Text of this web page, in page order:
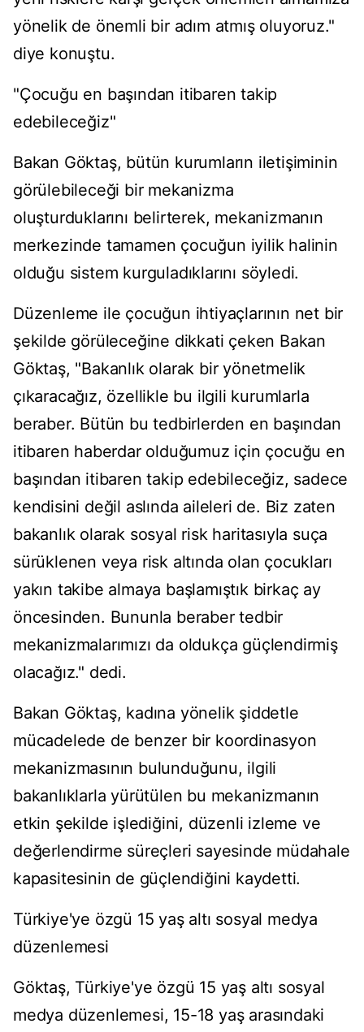
yönelik de önemli bir adım atmış oluyoruz."
diye konuştu.
"Çocuğu en başından itibaren takip
edebileceğiz"
Bakan Göktaş, bütün kurumların iletişiminin
görülebileceği bir mekanizma
oluşturduklarını belirterek, mekanizmanın
merkezinde tamamen çocuğun iyilik halinin
olduğu sistem kurguladıklarını söyledi.
Düzenleme ile çocuğun ihtiyaçlarının net bir
şekilde görüleceğine dikkati çeken Bakan
Göktaş, "Bakanlık olarak bir yönetmelik
çıkaracağız, özellikle bu ilgili kurumlarla
beraber. Bütün bu tedbirlerden en başından
itibaren haberdar olduğumuz için çocuğu en
başından itibaren takip edebileceğiz, sadece
kendisini değil aslında aileleri de. Biz zaten
bakanlık olarak sosyal risk haritasıyla suça
sürüklenen veya risk altında olan çocukları
yakın takibe almaya başlamıştık birkaç ay
öncesinden. Bununla beraber tedbir
mekanizmalarımızı da oldukça güçlendirmiş
olacağız." dedi.
Bakan Göktaş, kadına yönelik şiddetle
mücadelede de benzer bir koordinasyon
mekanizmasının bulunduğunu, ilgili
bakanlıklarla yürütülen bu mekanizmanın
etkin şekilde işlediğini, düzenli izleme ve
değerlendirme süreçleri sayesinde müdahale
kapasitesinin de güçlendiğini kaydetti.
Türkiye'ye özgü 15 yaş altı sosyal medya
düzenlemesi
Göktaş, Türkiye'ye özgü 15 yaş altı sosyal
medya düzenlemesi, 15-18 yaş arasındaki